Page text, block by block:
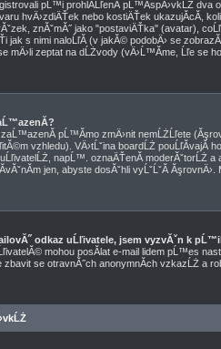
pĹ™i prohlĂ­ĹľenĂ­ pĹ™Ă­spÄ›vkĹŻ dva
hvÄ›zdiÄŤek nebo kostiÄŤek ukazujĂ­cĂ­,
znĂˇmĂ˝ jako "postaviÄŤka" (avatar),
jak s nimi naloĹľĂ­ (v jakĂ© podobÄ› se
mÄ›li zeptat na dĹŻvody (vÄ›Ĺ™Ă­me, Ĺľe se
pĹ™Ă­mo zmÄ›nit nemĹŻĹľete
vzhledu). VÄ›tĹˇina boardĹŻ pouĹľĂ­vajĂ­
napĹ™. oznaÄŤenĂ­ moderĂˇtorĹŻ
jen, abyste dosĂˇhli vyĹˇĹˇĂ­
odkaz uĹľivatele, jsem vyzvĂˇn k
mohou posĂ­lat e-mail lidem pĹ™es
zbavit se otravnĂ˝ch anonymnĂ­ch vzkazĹŻ a